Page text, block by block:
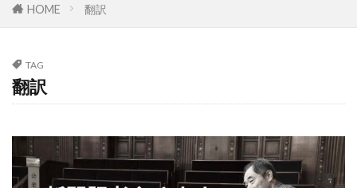
HOME 翻訳
TAG
翻訳